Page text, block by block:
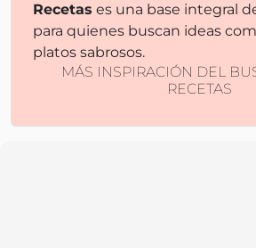
Recetas es una base integral
para quienes buscan ideas
platos sabrosos.
MÁS INSPIRACIÓN DEL
RECETAS